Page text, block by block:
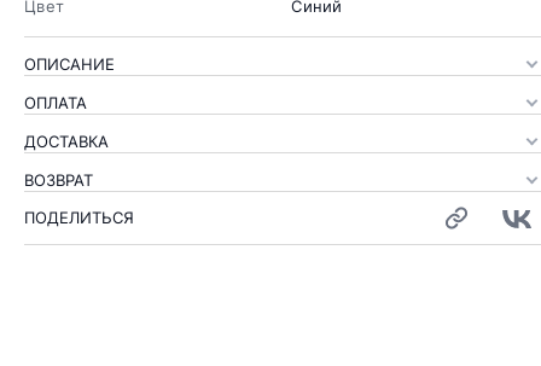
Цвет
Синий
ОПИСАНИЕ
ОПЛАТА
ДОСТАВКА
ВОЗВРАТ
ПОДЕЛИТЬСЯ